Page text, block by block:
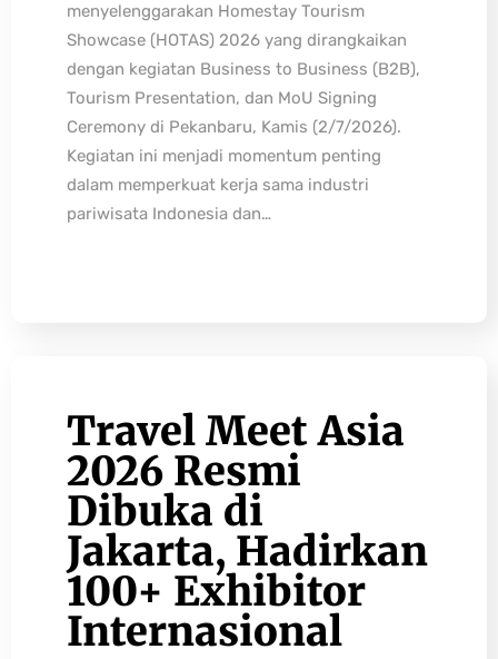
menyelenggarakan Homestay Tourism
Showcase (HOTAS) 2026 yang dirangkaikan
dengan kegiatan Business to Business (B2B),
Tourism Presentation, dan MoU Signing
Ceremony di Pekanbaru, Kamis (2/7/2026).
Kegiatan ini menjadi momentum penting
dalam memperkuat kerja sama industri
pariwisata Indonesia dan…
Travel Meet Asia
2026 Resmi
Dibuka di
Jakarta, Hadirkan
100+ Exhibitor
Internasional